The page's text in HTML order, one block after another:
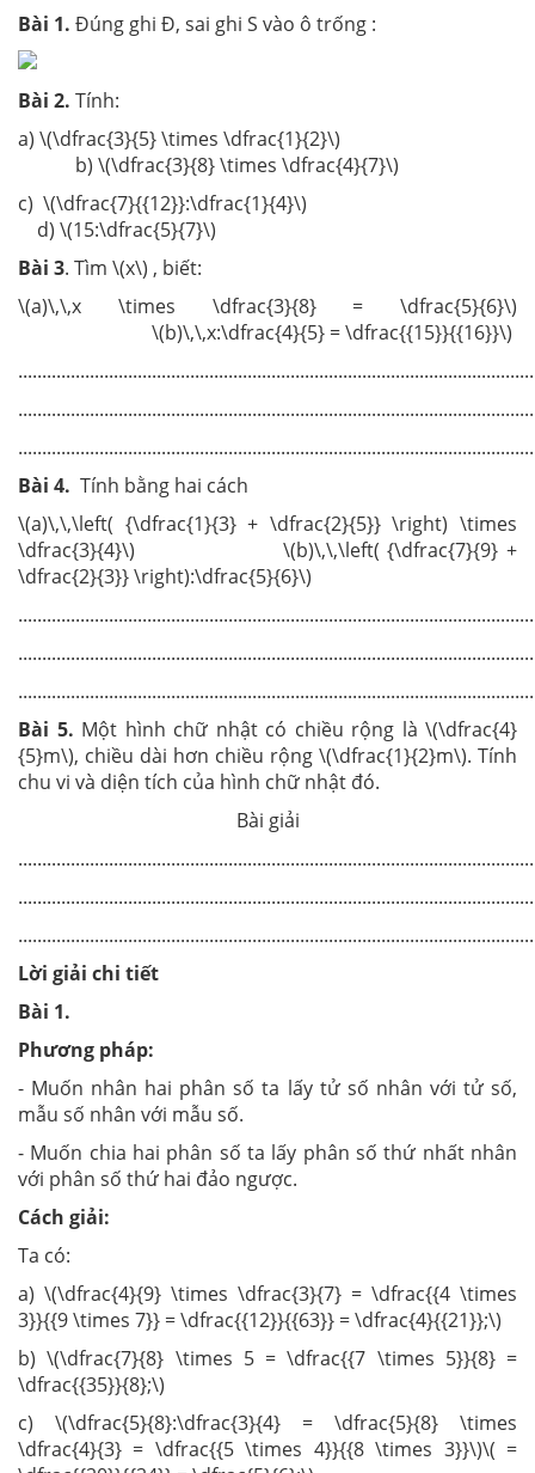
Bài 1. Đúng ghi Đ, sai ghi S vào ô trống :
Bài 2. Tính:
a) \(\dfrac{3}{5} \times \dfrac{1}{2}\)
b) \(\dfrac{3}{8} \times \dfrac{4}{7}\)
c) \(\dfrac{7}{{12}}:\dfrac{1}{4}\)
d) \(15:\dfrac{5}{7}\)
Bài 3. Tìm \(x\) , biết:
\(a)\,\,x \times \dfrac{3}{8} = \dfrac{5}{6}\)
\(b)\,\,x:\dfrac{4}{5} = \dfrac{{15}}{{16}}\)
Bài 4. Tính bằng hai cách
\(a)\,\,\left( {\dfrac{1}{3} + \dfrac{2}{5}} \right) \times
\dfrac{3}{4}\) \(b)\,\,\left( {\dfrac{7}{9} +
\dfrac{2}{3}} \right):\dfrac{5}{6}\)
Bài 5. Một hình chữ nhật có chiều rộng là \(\dfrac{4}
{5}m\), chiều dài hơn chiều rộng \(\dfrac{1}{2}m\). Tính
chu vi và diện tích của hình chữ nhật đó.
Bài giải
Lời giải chi tiết
Bài 1.
Phương pháp:
- Muốn nhân hai phân số ta lấy tử số nhân với tử số,
mẫu số nhân với mẫu số.
- Muốn chia hai phân số ta lấy phân số thứ nhất nhân
với phân số thứ hai đảo ngược.
Cách giải:
Ta có:
a) \(\dfrac{4}{9} \times \dfrac{3}{7} = \dfrac{{4 \times
3}}{{9 \times 7}} = \dfrac{{12}}{{63}} = \dfrac{4}{{21}};\)
b) \(\dfrac{7}{8} \times 5 = \dfrac{{7 \times 5}}{8} =
\dfrac{{35}}{8};\)
c) \(\dfrac{5}{8}:\dfrac{3}{4} = \dfrac{5}{8} \times
\dfrac{4}{3} = \dfrac{{5 \times 4}}{{8 \times 3}}\)\( =